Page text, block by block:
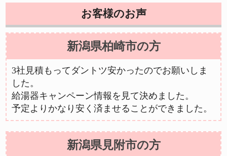
お客様のお声
新潟県柏崎市の方
3社見積もってダントツ安かったのでお願いしま
した。
給湯器キャンペーン情報を見て決めました。
予定よりかなり安く済ませることができました。
新潟県見附市の方